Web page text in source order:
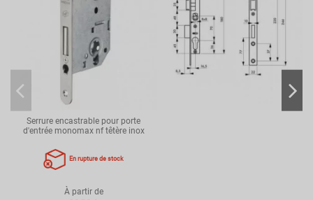
Serrure encastrable pour porte
d'entrée monomax nf têtère inox
En rupture de stock
À partir de